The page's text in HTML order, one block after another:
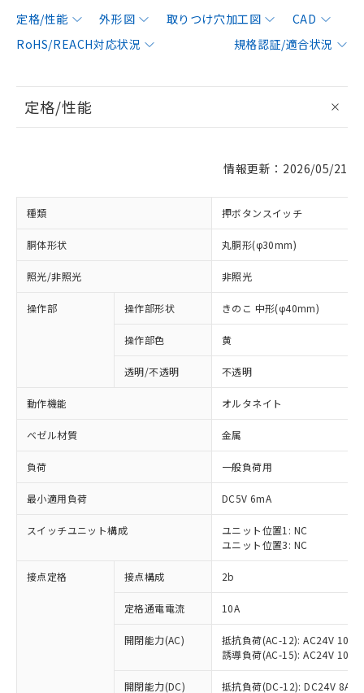
定格/性能 外形図 取りつけ穴加工図
CAD
RoHS/REACH対応状況
規格認証/適合状況
定格/性能
情報更新：2026/05/21
種類 押ボタンスイッチ
胴体形状 丸胴形(φ30mm)
照光/非照光 非照光
操作部 操作部形状 きのこ 中形(φ40mm)
操作部色 黄
透明/不透明 不透明
動作機能 オルタネイト
ベゼル材質 金属
負荷 一般負荷用
最小適用負荷 DC5V 6mA
スイッチユニット構成
ユニット位置1: NC
ユニット位置3: NC
接点定格 接点構成 2b
定格通電電流 10A
開閉能力(AC)
抵抗負荷(AC-12): AC24V 10A/
誘導負荷(AC-15): AC24V
開閉能力(DC) 抵抗負荷(DC-12): DC24V 8A/
ご利用条件
※1 対応状況
対応済み：EU RoHS指令（10物質）の
非含有に対応した製品が提供可能な商品で
対応予定：EU RoHS指令（10物質）の非含
有に対応した製品に切り替える予定のある